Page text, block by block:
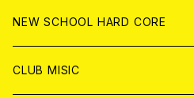
CD
ANALOG
CD
ANALOG
CD
ANALOG
WORLD
CD
JAPAN
CD
WORLD
NEW SCHOOL HARD CORE
JAPAN
CLUB MISIC